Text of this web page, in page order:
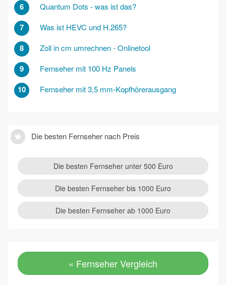
6 Quantum Dots - was ist das?
7 Was ist HEVC und H.265?
8 Zoll in cm umrechnen - Onlinetool
9 Fernseher mit 100 Hz Panels
10 Fernseher mit 3,5 mm-Kopfhörerausgang
Die besten Fernseher nach Preis
Die besten Fernseher unter 500 Euro
Die besten Fernseher bis 1000 Euro
Die besten Fernseher ab 1000 Euro
« Fernseher Vergleich